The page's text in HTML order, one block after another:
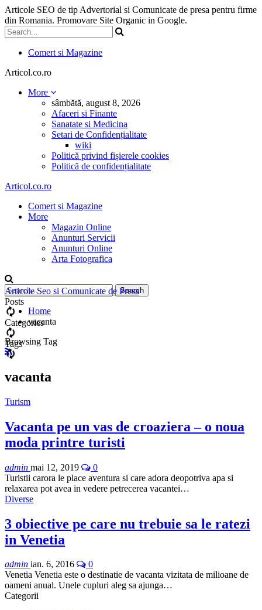
Articole SEO de tip Advertorial si Comunicate de presa pentru firme
din Romania. Promovare Site Organic in Google.
Comert si Magazine
Articol.co.ro
More
sâmbătă, august 8, 2026
Afaceri si Finante
Sanatate si Medicina
Setari de Confidențialitate
wiki
Politică privind fișierele cookies
Politică de confidențialitate
Articol.co.ro
Comert si Magazine
More
Magazin Online
Anunturi Servicii
Anunturi Online
Arta Fotografica
Posts
Categories
Tags
Articole Seo si Comunicate de Presa
Home
vacanta
Browsing Tag
vacanta
Turism
Vacanta pe un vas de croaziera – o noua
moda printre turisti
admin mai 12, 2019
0
Turistii carora le place aventura si care adora deopotriva apa si
relaxarea pot avea in vedere petrecerea vacantei…
Diverse
3 obiective pe care nu trebuie sa le ratezi
in Venetia
admin ian. 6, 2016
0
Venetia Venetia este o destinatie de vacanta vizitata de milioane de
oameni anual. Unele cupluri aleg sa ajunga…
Categorii